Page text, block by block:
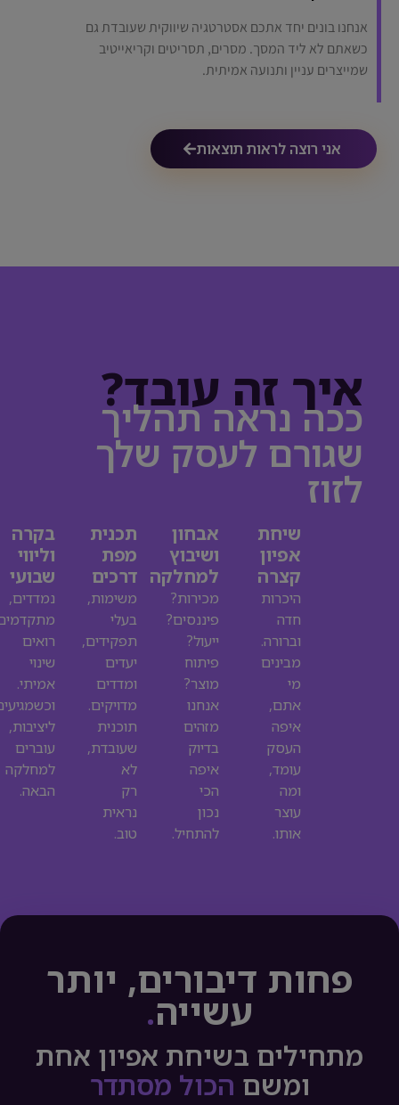
אנחנו בונים יחד אתכם אסטרטגיה שיווקית שעובדת גם
כשאתם לא ליד המסך. מסרים, תסריטים וקריאייטיב
שמייצרים עניין ותנועה אמיתית.
אני רוצה לראות תוצאות
איך זה עובד?
ככה נראה תהליך
שגורם לעסק שלך
לזוז
שיחת
אפיון
קצרה
היכרות
חדה
וברורה.
מבינים
מי
אתם,
איפה
העסק
עומד,
ומה
עוצר
אותו.
אבחון
ושיבוץ
למחלקה
מכירות?
פיננסים?
ייעול?
פיתוח
מוצר?
אנחנו
מזהים
בדיוק
איפה
הכי
נכון
להתחיל.
תכנית
מפת
דרכים
משימות,
בעלי
תפקידים,
יעדים
ומדדים
מדויקים.
תוכנית
שעובדת,
לא
רק
נראית
טוב.
בקרה
וליווי
שבועי
נמדדים,
רואים
שינוי
אמיתי.
ליציבות,
עוברים
למחלקה
הבאה.
פחות דיבורים, יותר
עשייה.
מתחילים בשיחת אפיון אחת
ומשם הכול מסתדר